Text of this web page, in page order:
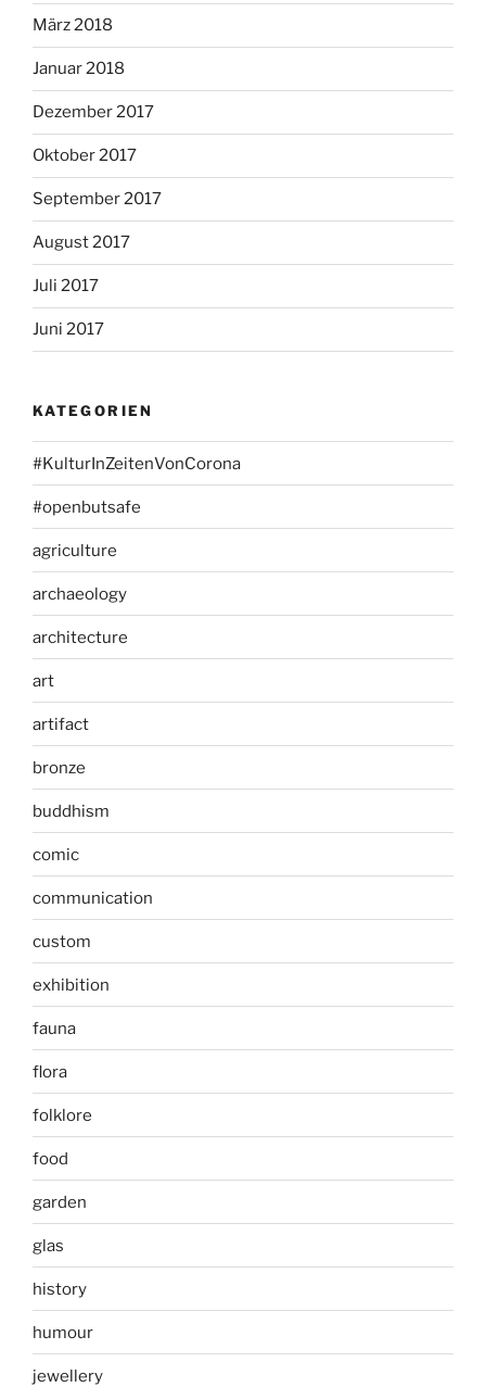
März 2018
Januar 2018
Dezember 2017
Oktober 2017
September 2017
August 2017
Juli 2017
Juni 2017
KATEGORIEN
#KulturInZeitenVonCorona
#openbutsafe
agriculture
archaeology
architecture
art
artifact
bronze
buddhism
comic
communication
custom
exhibition
fauna
flora
folklore
food
garden
glas
history
humour
jewellery